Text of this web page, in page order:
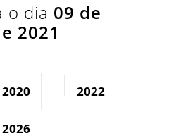
o dia 09 de
2021
2020 2022
2026